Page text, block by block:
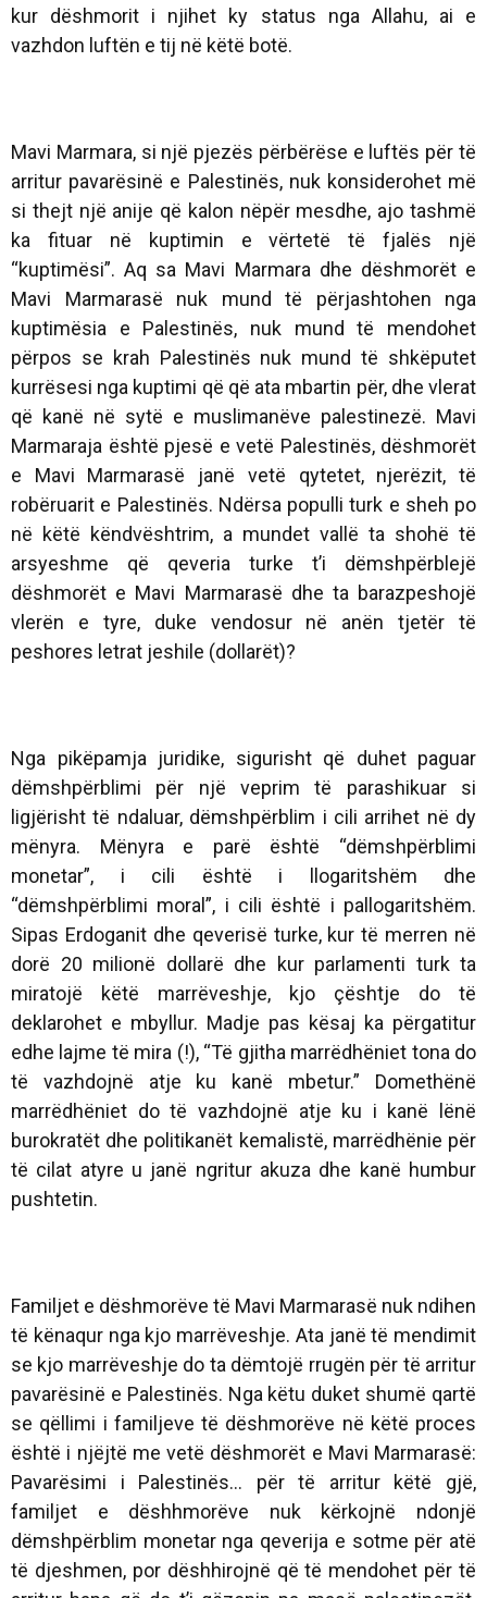
kur dëshmorit i njihet ky status nga Allahu, ai e
vazhdon luftën e tij në këtë botë.
Mavi Marmara, si një pjezës përbërëse e luftës për të
arritur pavarësinë e Palestinës, nuk konsiderohet më
si thejt një anije që kalon nëpër mesdhe, ajo tashmë
ka fituar në kuptimin e vërtetë të fjalës një
“kuptimësi”. Aq sa Mavi Marmara dhe dëshmorët e
Mavi Marmarasë nuk mund të përjashtohen nga
kuptimësia e Palestinës, nuk mund të mendohet
përpos se krah Palestinës nuk mund të shkëputet
kurrësesi nga kuptimi që që ata mbartin për, dhe vlerat
që kanë në sytë e muslimanëve palestinezë. Mavi
Marmaraja është pjesë e vetë Palestinës, dëshmorët
e Mavi Marmarasë janë vetë qytetet, njerëzit, të
robëruarit e Palestinës. Ndërsa populli turk e sheh po
në këtë këndvështrim, a mundet vallë ta shohë të
arsyeshme që qeveria turke t’i dëmshpërblejë
dëshmorët e Mavi Marmarasë dhe ta barazpeshojë
vlerën e tyre, duke vendosur në anën tjetër të
peshores letrat jeshile (dollarët)?
Nga pikëpamja juridike, sigurisht që duhet paguar
dëmshpërblimi për një veprim të parashikuar si
ligjërisht të ndaluar, dëmshpërblim i cili arrihet në dy
mënyra. Mënyra e parë është “dëmshpërblimi
monetar”, i cili është i llogaritshëm dhe
“dëmshpërblimi moral”, i cili është i pallogaritshëm.
Sipas Erdoganit dhe qeverisë turke, kur të merren në
dorë 20 milionë dollarë dhe kur parlamenti turk ta
miratojë këtë marrëveshje, kjo çështje do të
deklarohet e mbyllur. Madje pas kësaj ka përgatitur
edhe lajme të mira (!), “Të gjitha marrëdhëniet tona do
të vazhdojnë atje ku kanë mbetur.” Domethënë
marrëdhëniet do të vazhdojnë atje ku i kanë lënë
burokratët dhe politikanët kemalistë, marrëdhënie për
të cilat atyre u janë ngritur akuza dhe kanë humbur
pushtetin.
Familjet e dëshmorëve të Mavi Marmarasë nuk ndihen
të kënaqur nga kjo marrëveshje. Ata janë të mendimit
se kjo marrëveshje do ta dëmtojë rrugën për të arritur
pavarësinë e Palestinës. Nga këtu duket shumë qartë
se qëllimi i familjeve të dëshmorëve në këtë proces
është i njëjtë me vetë dëshmorët e Mavi Marmarasë:
Pavarësimi i Palestinës... për të arritur këtë gjë,
familjet e dëshhmorëve nuk kërkojnë ndonjë
dëmshpërblim monetar nga qeverija e sotme për atë
të djeshmen, por dëshhirojnë që të mendohet për të